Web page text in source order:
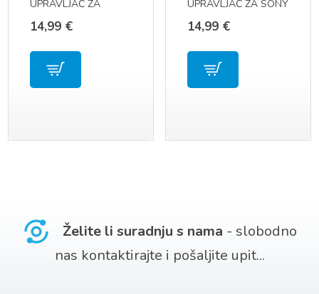
UPRAVLJAČ ZA
PANASONIC TV
N2QAYB000752
14,99 €
UPRAVLJAČ ZA SONY
TV RM-ED011 / RM-
ED013 / RM-ED016
14,99 €
Želite li suradnju s nama - slobodno
nas kontaktirajte i pošaljite upit...